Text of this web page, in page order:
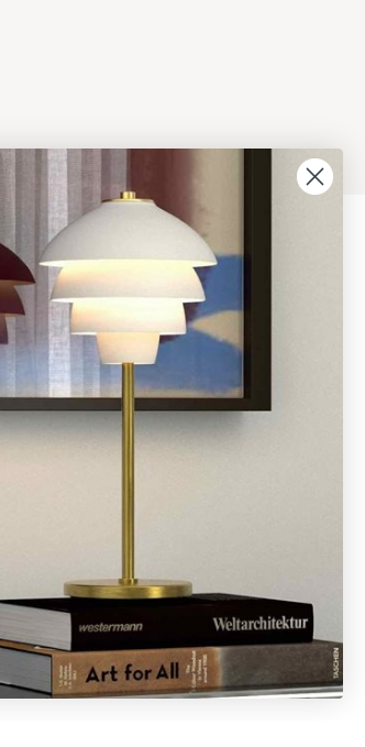
08 - 654 29 00
info@ljusbutik.se
Fler kontaktuppgifter »
Adress:
Kungsholmsgatan 6, 112 27
Stockholm